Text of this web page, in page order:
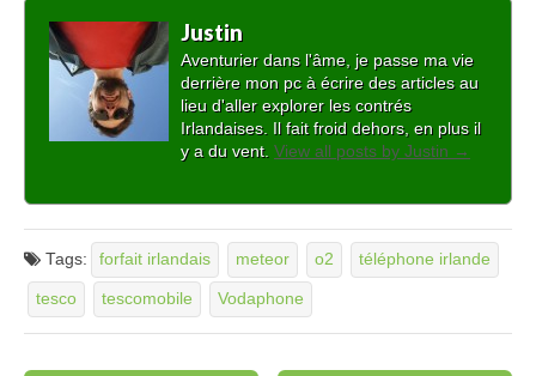
Justin
Aventurier dans l'âme, je passe ma vie
derrière mon pc à écrire des articles au
lieu d'aller explorer les contrés
Irlandaises. Il fait froid dehors, en plus il
y a du vent. View all posts by Justin →
Tags: forfait irlandais meteor o2 téléphone irlande
tesco tescomobile Vodaphone